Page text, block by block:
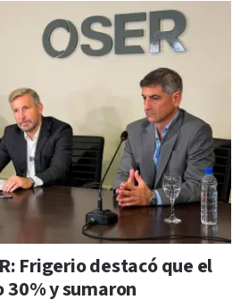
Frigerio destacó que el
y sumaron